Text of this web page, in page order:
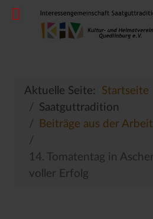
Aktuelle Seite: Startseite
Saatguttradition
Beiträge aus der
14. Tomatentag in
voller Erfolg